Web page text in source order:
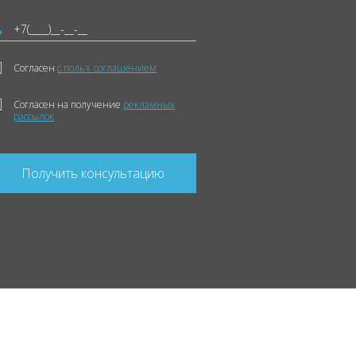
Согласенс польз. соглашением
Согласен на получение рекламных
рассылок
Получить консультацию